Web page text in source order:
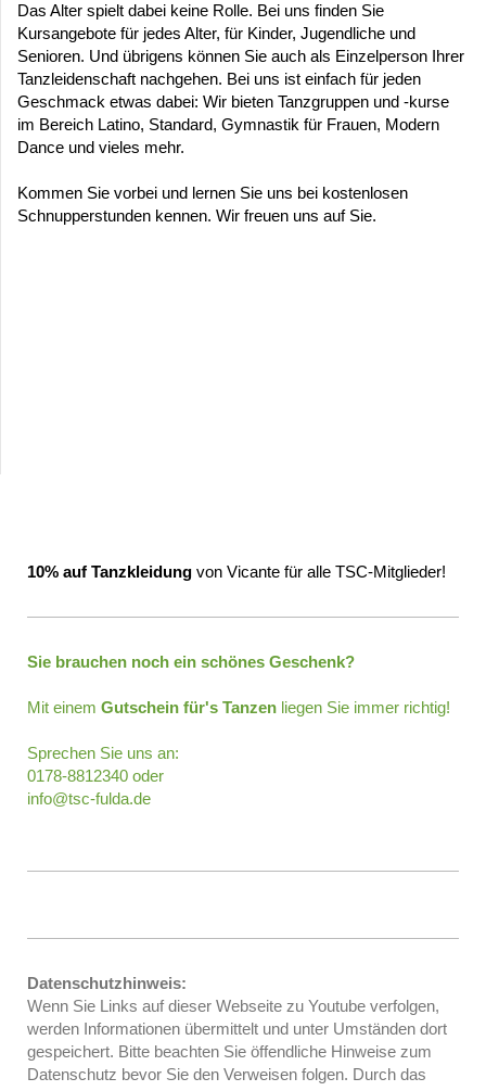
Das Alter spielt dabei keine Rolle. Bei uns finden Sie
Kursangebote für jedes Alter, für Kinder, Jugendliche und
Senioren. Und übrigens können Sie auch als Einzelperson Ihrer
Tanzleidenschaft nachgehen. Bei uns ist einfach für jeden
Geschmack etwas dabei: Wir bieten Tanzgruppen und -kurse
im Bereich Latino, Standard, Gymnastik für Frauen, Modern
Dance und vieles mehr.
Kommen Sie vorbei und lernen Sie uns bei kostenlosen
Schnupperstunden kennen. Wir freuen uns auf Sie.
10% auf Tanzkleidung von Vicante für alle TSC-Mitglieder!
Sie brauchen noch ein schönes Geschenk?
Mit einem Gutschein für's Tanzen liegen Sie immer richtig!
Sprechen Sie uns an:
0178-8812340 oder
info@tsc-fulda.de
Datenschutzhinweis:
Wenn Sie Links auf dieser Webseite zu Youtube verfolgen,
werden Informationen übermittelt und unter Umständen dort
gespeichert. Bitte beachten Sie öffendliche Hinweise zum
Datenschutz bevor Sie den Verweisen folgen. Durch das